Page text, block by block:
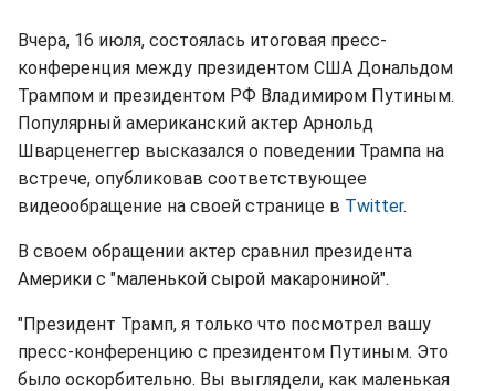
Вчера, 16 июля, состоялась итоговая пресс-
конференция между президентом США Дональдом
Трампом и президентом РФ Владимиром Путиным.
Популярный американский актер Арнольд
Шварценеггер высказался о поведении Трампа на
встрече, опубликовав соответствующее
видеообращение на своей странице в Twitter.
В своем обращении актер сравнил президента
Америки с "маленькой сырой макарониной".
"Президент Трамп, я только что посмотрел вашу
пресс-конференцию с президентом Путиным. Это
было оскорбительно. Вы выглядели, как маленькая